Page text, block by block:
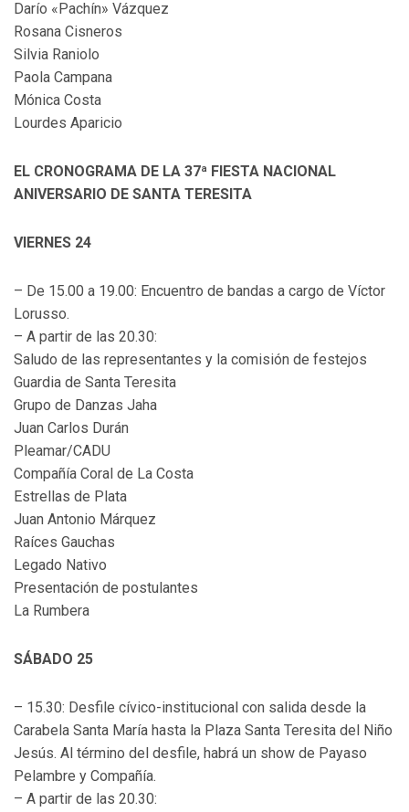
Darío «Pachín» Vázquez
Rosana Cisneros
Silvia Raniolo
Paola Campana
Mónica Costa
Lourdes Aparicio
EL CRONOGRAMA DE LA 37ª FIESTA NACIONAL
ANIVERSARIO DE SANTA TERESITA
VIERNES 24
– De 15.00 a 19.00: Encuentro de bandas a cargo de Víctor
Lorusso.
– A partir de las 20.30:
Saludo de las representantes y la comisión de festejos
Guardia de Santa Teresita
Grupo de Danzas Jaha
Juan Carlos Durán
Pleamar/CADU
Compañía Coral de La Costa
Estrellas de Plata
Juan Antonio Márquez
Raíces Gauchas
Legado Nativo
Presentación de postulantes
La Rumbera
SÁBADO 25
– 15.30: Desfile cívico-institucional con salida desde la
Carabela Santa María hasta la Plaza Santa Teresita del Niño
Jesús. Al término del desfile, habrá un show de Payaso
Pelambre y Compañía.
– A partir de las 20.30: